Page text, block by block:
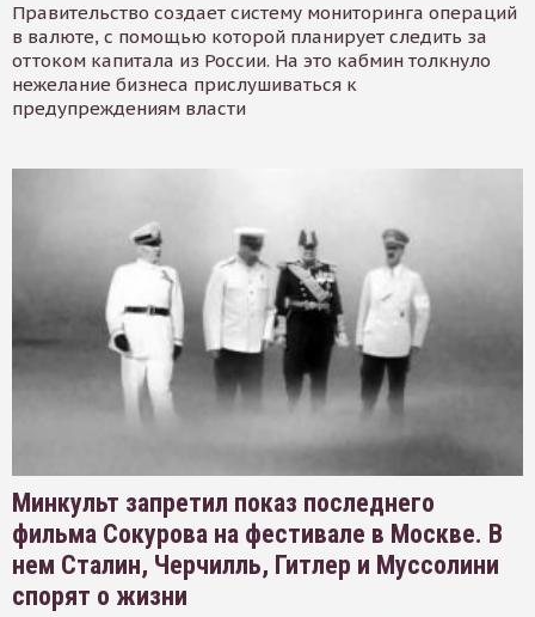
Правительство создает систему мониторинга операций
в валюте, с помощью которой планирует следить за
оттоком капитала из России. На это кабмин толкнуло
нежелание бизнеса прислушиваться к
предупреждениям власти
Минкульт запретил показ последнего
фильма Сокурова на фестивале в Москве. В
нем Сталин, Черчилль, Гитлер и Муссолини
спорят о жизни